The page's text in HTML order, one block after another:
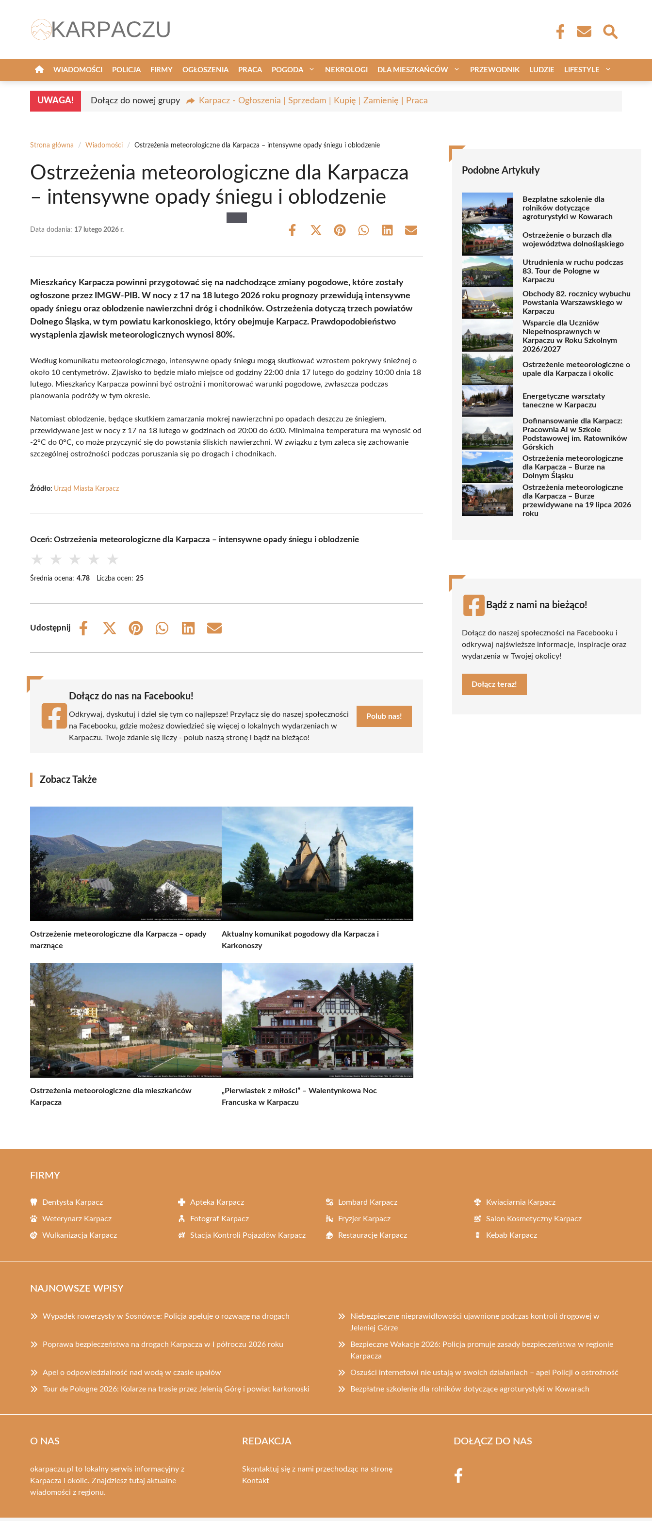
WIADOMOŚCI POLICJA FIRMY OGŁOSZENIA PRACA POGODA NEKROLOGI DLA MIESZKAŃCÓW PRZEWODNIK LUDZIE LIFESTYLE
UWAGA! Dołącz do nowej grupy Karpacz - Ogłoszenia | Sprzedam | Kupię | Zamienię | Praca
Strona główna / Wiadomości / Ostrzeżenia meteorologiczne dla Karpacza – intensywne opady śniegu i oblodzenie
Ostrzeżenia meteorologiczne dla Karpacza
– intensywne opady śniegu i oblodzenie
Data dodania: 17 lutego 2026 r.
Share
Share
(Twitter)
Share Share Share Share
Mieszkańcy Karpacza powinni przygotować się na nadchodzące zmiany pogodowe, które zostały
ogłoszone przez IMGW-PIB. W nocy z 17 na 18 lutego 2026 roku prognozy przewidują intensywne
opady śniegu oraz oblodzenie nawierzchni dróg i chodników. Ostrzeżenia dotyczą trzech powiatów
Dolnego Śląska, w tym powiatu karkonoskiego, który obejmuje Karpacz. Prawdopodobieństwo
wystąpienia zjawisk meteorologicznych wynosi 80%.
Według komunikatu meteorologicznego, intensywne opady śniegu mogą skutkować wzrostem pokrywy śnieżnej o
około 10 centymetrów. Zjawisko to będzie miało miejsce od godziny 22:00 dnia 17 lutego do godziny 10:00 dnia 18
lutego. Mieszkańcy Karpacza powinni być ostrożni i monitorować warunki pogodowe, zwłaszcza podczas
planowania podróży w tym okresie.
Natomiast oblodzenie, będące skutkiem zamarzania mokrej nawierzchni po opadach deszczu ze śniegiem,
przewidywane jest w nocy z 17 na 18 lutego w godzinach od 20:00 do 6:00. Minimalna temperatura ma wynosić od
-2°C do 0°C, co może przyczynić się do powstania śliskich nawierzchni. W związku z tym zaleca się zachowanie
szczególnej ostrożności podczas poruszania się po drogach i chodnikach.
Źródło: Urząd Miasta Karpacz
Oceń: Ostrzeżenia meteorologiczne dla Karpacza – intensywne opady śniegu i oblodzenie
★ ★ ★ ★ ★
Średnia ocena: 4.78 Liczba ocen: 25
Udostępnij
Share
Share
(Twitter)
Share
Share
Share
Share
Dołącz do nas na Facebooku!
Odkrywaj, dyskutuj i dziel się tym co najlepsze! Przyłącz się do naszej społeczności
na Facebooku, gdzie możesz dowiedzieć się więcej o lokalnych wydarzeniach w
Karpaczu. Twoje zdanie się liczy - polub naszą stronę i bądź na bieżąco!
Polub nas!
Zobacz Także
Ostrzeżenie meteorologiczne dla Karpacza – opady
marznące
Aktualny komunikat pogodowy dla Karpacza i
Karkonoszy
Ostrzeżenia meteorologiczne dla mieszkańców
Karpacza
„Pierwiastek z miłości” – Walentynkowa Noc
Francuska w Karpaczu
Podobne Artykuły
Bezpłatne szkolenie dla
rolników dotyczące
agroturystyki w Kowarach
Ostrzeżenie o burzach dla
województwa dolnośląskiego
Utrudnienia w ruchu podczas
83. Tour de Pologne w
Karpaczu
Obchody 82. rocznicy wybuchu
Powstania Warszawskiego w
Karpaczu
Wsparcie dla Uczniów
Niepełnosprawnych w
Karpaczu w Roku Szkolnym
2026/2027
Ostrzeżenie meteorologiczne o
upale dla Karpacza i okolic
Energetyczne warsztaty
taneczne w Karpaczu
Dofinansowanie dla Karpacz:
Pracownia AI w Szkole
Podstawowej im. Ratowników
Górskich
Ostrzeżenia meteorologiczne
dla Karpacza – Burze na
Dolnym Śląsku
Ostrzeżenia meteorologiczne
dla Karpacza – Burze
przewidywane na 19 lipca 2026
roku
Bądź z nami na bieżąco!
Dołącz do naszej społeczności na Facebooku i
odkrywaj najświeższe informacje, inspiracje oraz
wydarzenia w Twojej okolicy!
Dołącz teraz!
FIRMY
Dentysta Karpacz Apteka Karpacz Lombard Karpacz Kwiaciarnia Karpacz
Weterynarz Karpacz Fotograf Karpacz Fryzjer Karpacz Salon Kosmetyczny Karpacz
Wulkanizacja Karpacz Stacja Kontroli Pojazdów Karpacz Restauracje Karpacz Kebab Karpacz
NAJNOWSZE WPISY
Wypadek rowerzysty w Sosnówce: Policja apeluje o rozwagę na drogach
Niebezpieczne nieprawidłowości ujawnione podczas kontroli drogowej w
Jeleniej Górze
Poprawa bezpieczeństwa na drogach Karpacza w I półroczu 2026 roku
Bezpieczne Wakacje 2026: Policja promuje zasady bezpieczeństwa w regionie
Karpacza
Apel o odpowiedzialność nad wodą w czasie upałów Oszuści internetowi nie ustają w swoich działaniach – apel Policji o ostrożność
Tour de Pologne 2026: Kolarze na trasie przez Jelenią Górę i powiat karkonoski Bezpłatne szkolenie dla rolników dotyczące agroturystyki w Kowarach
O NAS
okarpaczu.pl to lokalny serwis informacyjny z
Karpacza i okolic. Znajdziesz tutaj aktualne
wiadomości z regionu.
REDAKCJA
Skontaktuj się z nami przechodząc na stronę
Kontakt
DOŁĄCZ DO NAS